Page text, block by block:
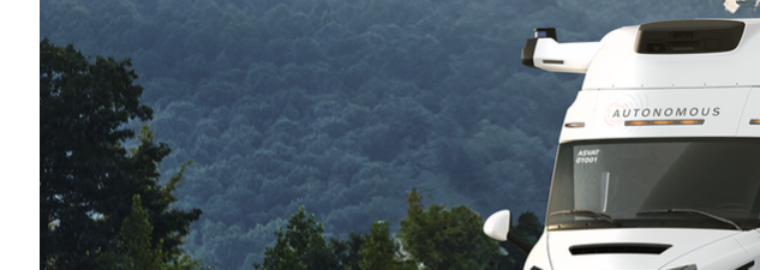
を発表しました。
世界最大の自動車メーカーであるトヨタ自動車は、高性能で車載グ
システム オン チップ（SoC）を搭載し、安全認証を受けたNVIDIA
ム上で稼働する次世代自動車を開発します。これらの車両は、機能
提供します。
今日の自動車メーカー、トラックメーカー、ロボタクシー、自律走
ー、モビリティ スタートアップの大半は、NVIDIA DRIVEプラット